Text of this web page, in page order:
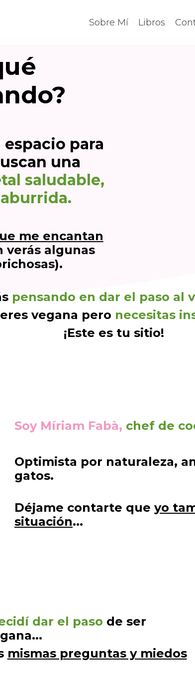
Sobre Mí Libros
para
una
saludable,
me encantan
algunas
pensando en dar el paso al
vegana pero necesitas
¡Este es tu sitio!
Soy Míriam Fabà, chef de
Optimista por naturaleza,
gatos.
Déjame contarte que yo
situación...
dar el paso de ser
mismas preguntas y miedos